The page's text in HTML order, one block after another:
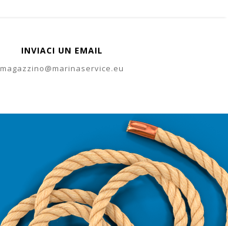
INVIACI UN EMAIL
magazzino@marinaservice.eu